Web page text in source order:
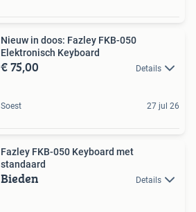
Nieuw in doos: Fazley FKB-050
Elektronisch Keyboard
€ 75,00 Details
Soest 27 jul 26
Fazley FKB-050 Keyboard met
standaard
Bieden Details